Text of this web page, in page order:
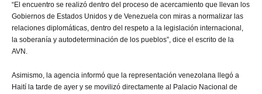
“El encuentro se realizó dentro del proceso de acercamiento que llevan los
Gobiernos de Estados Unidos y de Venezuela con miras a normalizar las
relaciones diplomáticas, dentro del respeto a la legislación internacional,
la soberanía y autodeterminación de los pueblos”, dice el escrito de la
AVN.
Asimismo, la agencia informó que la representación venezolana llegó a
Haití la tarde de ayer y se movilizó directamente al Palacio Nacional de